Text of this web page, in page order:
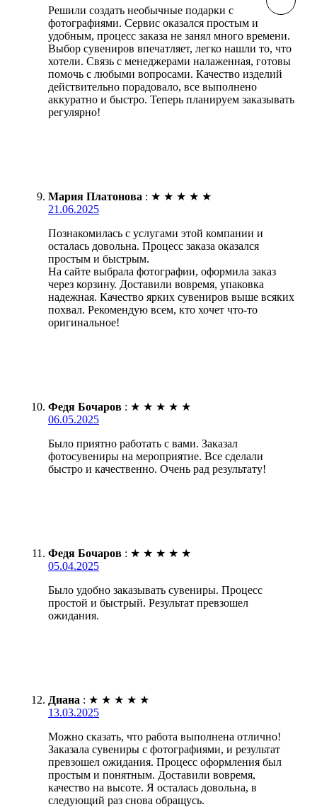
Решили создать необычные подарки с
фотографиями. Сервис оказался простым и
удобным, процесс заказа не занял много времени.
Выбор сувениров впечатляет, легко нашли то, что
хотели. Связь с менеджерами налаженная, готовы
помочь с любыми вопросами. Качество изделий
действительно порадовало, все выполнено
аккуратно и быстро. Теперь планируем заказывать
регулярно!
Мария Платонова : ★ ★ ★ ★ ★
21.06.2025
Познакомилась с услугами этой компании и
осталась довольна. Процесс заказа оказался
простым и быстрым.
На сайте выбрала фотографии, оформила заказ
через корзину. Доставили вовремя, упаковка
надежная. Качество ярких сувениров выше всяких
похвал. Рекомендую всем, кто хочет что-то
оригинальное!
Федя Бочаров : ★ ★ ★ ★ ★
06.05.2025
Было приятно работать с вами. Заказал
фотосувениры на мероприятие. Все сделали
быстро и качественно. Очень рад результату!
Федя Бочаров : ★ ★ ★ ★ ★
05.04.2025
Было удобно заказывать сувениры. Процесс
простой и быстрый. Результат превзошел
ожидания.
Диана : ★ ★ ★ ★ ★
13.03.2025
Можно сказать, что работа выполнена отлично!
Заказала сувениры с фотографиями, и результат
превзошел ожидания. Процесс оформления был
простым и понятным. Доставили вовремя,
качество на высоте. Я осталась довольна, в
следующий раз снова обращусь.